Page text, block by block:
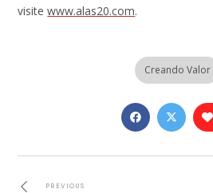
visitewww.alas20.com.
Creando Valor
PREVIOUS